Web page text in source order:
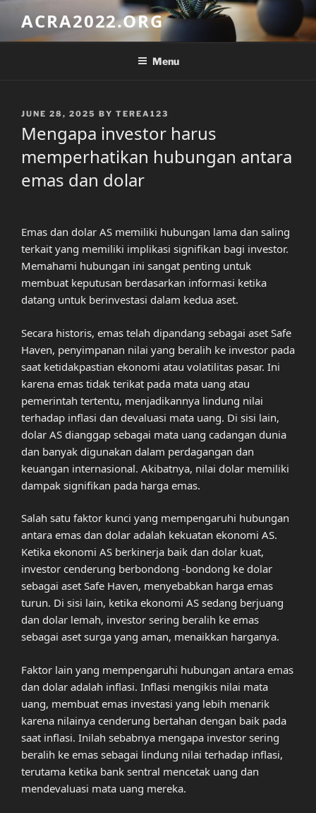
content
ACRA2022.ORG
Menu
POSTED
JUNE 28, 2025 BY TEREA123
Mengapa investor harus
memperhatikan hubungan antara
emas dan dolar
Emas dan dolar AS memiliki hubungan lama dan saling
terkait yang memiliki implikasi signifikan bagi investor.
Memahami hubungan ini sangat penting untuk
membuat keputusan berdasarkan informasi ketika
datang untuk berinvestasi dalam kedua aset.
Secara historis, emas telah dipandang sebagai aset Safe
Haven, penyimpanan nilai yang beralih ke investor pada
saat ketidakpastian ekonomi atau volatilitas pasar. Ini
karena emas tidak terikat pada mata uang atau
pemerintah tertentu, menjadikannya lindung nilai
terhadap inflasi dan devaluasi mata uang. Di sisi lain,
dolar AS dianggap sebagai mata uang cadangan dunia
dan banyak digunakan dalam perdagangan dan
keuangan internasional. Akibatnya, nilai dolar memiliki
dampak signifikan pada harga emas.
Salah satu faktor kunci yang mempengaruhi hubungan
antara emas dan dolar adalah kekuatan ekonomi AS.
Ketika ekonomi AS berkinerja baik dan dolar kuat,
investor cenderung berbondong -bondong ke dolar
sebagai aset Safe Haven, menyebabkan harga emas
turun. Di sisi lain, ketika ekonomi AS sedang berjuang
dan dolar lemah, investor sering beralih ke emas
sebagai aset surga yang aman, menaikkan harganya.
Faktor lain yang mempengaruhi hubungan antara emas
dan dolar adalah inflasi. Inflasi mengikis nilai mata
uang, membuat emas investasi yang lebih menarik
karena nilainya cenderung bertahan dengan baik pada
saat inflasi. Inilah sebabnya mengapa investor sering
beralih ke emas sebagai lindung nilai terhadap inflasi,
terutama ketika bank sentral mencetak uang dan
mendevaluasi mata uang mereka.